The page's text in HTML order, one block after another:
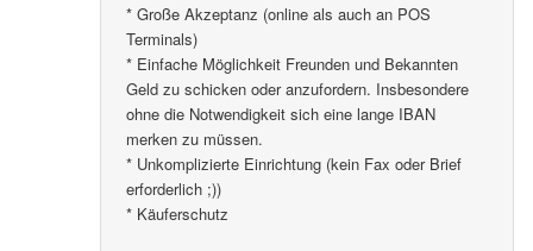
* Große Akzeptanz (online als auch an POS
Terminals)
* Einfache Möglichkeit Freunden und Bekannten
Geld zu schicken oder anzufordern. Insbesondere
ohne die Notwendigkeit sich eine lange IBAN
merken zu müssen.
* Unkomplizierte Einrichtung (kein Fax oder Brief
erforderlich ;))
* Käuferschutz